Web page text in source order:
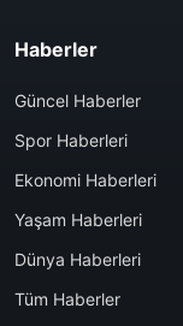
Haberler
Güncel Haberler
Spor Haberleri
Ekonomi Haberleri
Yaşam Haberleri
Dünya Haberleri
Tüm Haberler